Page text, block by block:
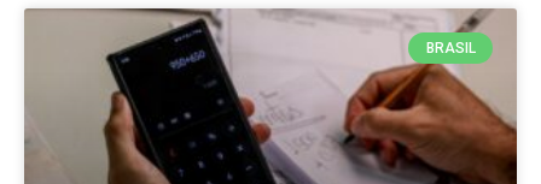
BRASIL